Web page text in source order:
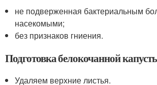
не подверженная бактериальным
насекомыми;
без признаков гниения.
Подготовка белокочанной
Удаляем верхние листья.